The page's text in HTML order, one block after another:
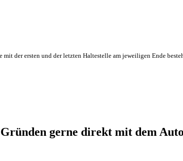
der ersten und der letzten Haltestelle am jeweiligen Ende
gerne direkt mit dem